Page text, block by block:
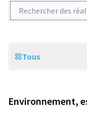
Rechercher des
Scope
Tous
Environnement,